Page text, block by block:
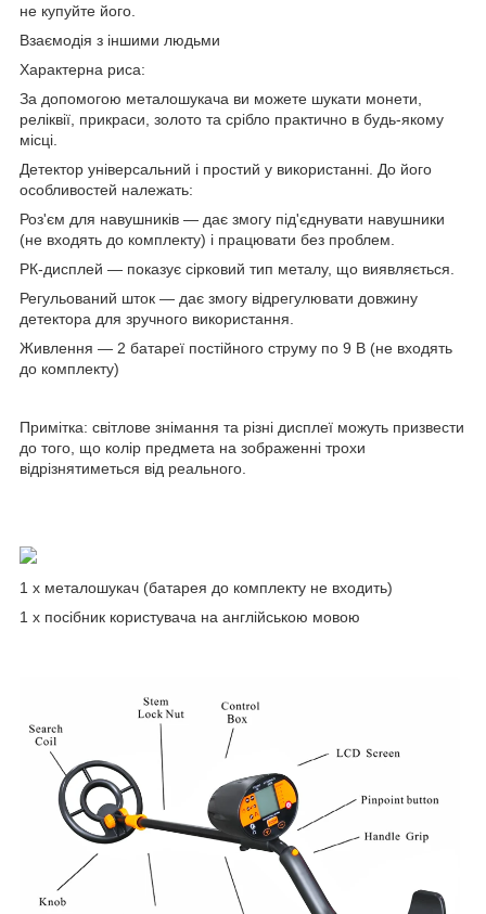
не купуйте його.
Взаємодія з іншими людьми
Характерна риса:
За допомогою металошукача ви можете шукати монети,
реліквії, прикраси, золото та срібло практично в будь-якому
місці.
Детектор універсальний і простий у використанні. До його
особливостей належать:
Роз'єм для навушників — дає змогу під'єднувати навушники
(не входять до комплекту) і працювати без проблем.
РК-дисплей — показує сірковий тип металу, що виявляється.
Регульований шток — дає змогу відрегулювати довжину
детектора для зручного використання.
Живлення — 2 батареї постійного струму по 9 В (не входять
до комплекту)
Примітка: світлове знімання та різні дисплеї можуть призвести
до того, що колір предмета на зображенні трохи
відрізнятиметься від реального.
1 х металошукач (батарея до комплекту не входить)
1 x посібник користувача на англійською мовою